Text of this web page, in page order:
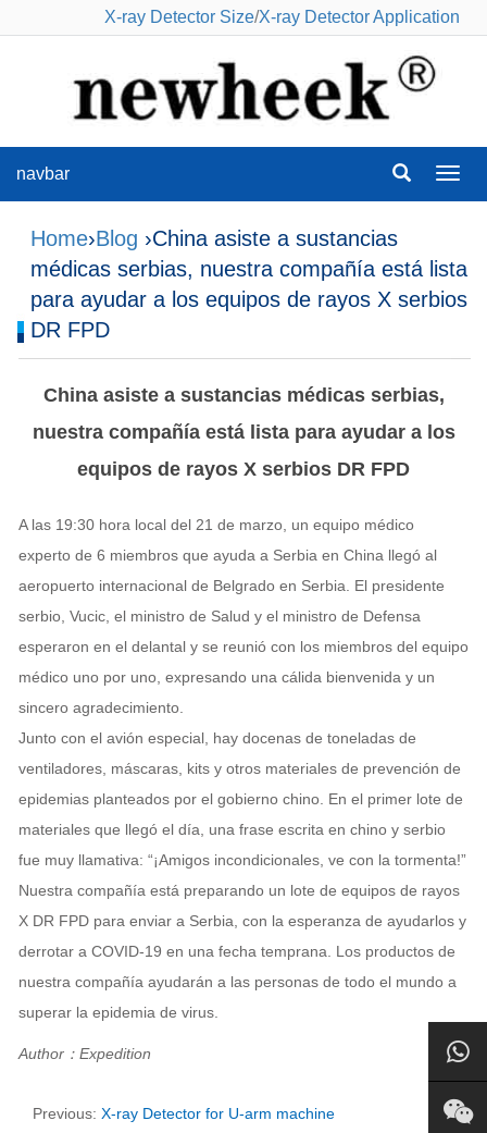
X-ray Detector Size/X-ray Detector Application
navbar
Home›Blog ›China asiste a sustancias
médicas serbias, nuestra compañía está lista
para ayudar a los equipos de rayos X serbios
DR FPD
China asiste a sustancias médicas serbias,
nuestra compañía está lista para ayudar a los
equipos de rayos X serbios DR FPD
A las 19:30 hora local del 21 de marzo, un equipo médico
experto de 6 miembros que ayuda a Serbia en China llegó al
aeropuerto internacional de Belgrado en Serbia. El presidente
serbio, Vucic, el ministro de Salud y el ministro de Defensa
esperaron en el delantal y se reunió con los miembros del equipo
médico uno por uno, expresando una cálida bienvenida y un
sincero agradecimiento.
Junto con el avión especial, hay docenas de toneladas de
ventiladores, máscaras, kits y otros materiales de prevención de
epidemias planteados por el gobierno chino. En el primer lote de
materiales que llegó el día, una frase escrita en chino y serbio
fue muy llamativa: “¡Amigos incondicionales, ve con la tormenta!”
Nuestra compañía está preparando un lote de equipos de rayos
X DR FPD para enviar a Serbia, con la esperanza de ayudarlos y
derrotar a COVID-19 en una fecha temprana. Los productos de
nuestra compañía ayudarán a las personas de todo el mundo a
superar la epidemia de virus.
Author：Expedition
Previous: X-ray Detector for U-arm machine